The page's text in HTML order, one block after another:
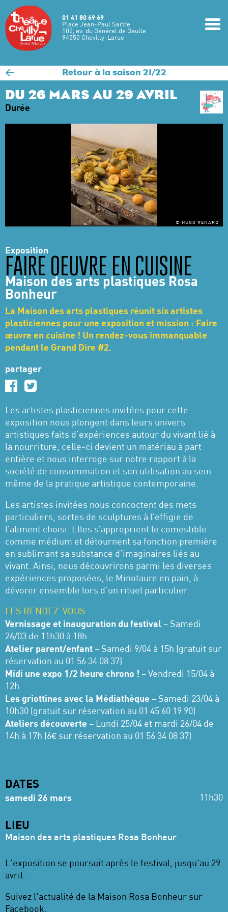
Aller au contenu principal
01 41 80 69 69
Place Jean-Paul Sartre
102, av. du Général de Gaulle
94550 Chevilly-Larue
< Retour à la saison 21/22
DU 26 MARS AU 29 AVRIL
Durée
© HUGO RENARD
Exposition
FAIRE OEUVRE EN CUISINE
Maison des arts plastiques Rosa
Bonheur
La Maison des arts plastiques réunit six artistes
plasticiennes pour une exposition et mission : Faire
œuvre en cuisine ! Un rendez-vous immanquable
pendant le Grand Dire #2.
partager
Les artistes plasticiennes invitées pour cette
exposition nous plongent dans leurs univers
artistiques faits d’expériences autour du vivant lié à
la nourriture, celle-ci devient un matériau à part
entière et nous interroge sur notre rapport à la
société de consommation et son utilisation au sein
même de la pratique artistique contemporaine.
Les artistes invitées nous concoctent des mets
particuliers, sortes de sculptures à l’effigie de
l’aliment choisi. Elles s’approprient le comestible
comme médium et détournent sa fonction première
en sublimant sa substance d’imaginaires liés au
vivant. Ainsi, nous découvrirons parmi les diverses
expériences proposées, le Minotaure en pain, à
dévorer ensemble lors d’un rituel particulier.
LES RENDEZ-VOUS
Vernissage et inauguration du festival– Samedi
26/03 de 11h30 à 18h
Atelier parent/enfant– Samedi 9/04 à 15h (gratuit sur
réservation au 01 56 34 08 37)
Midi une expo 1/2 heure chrono ! – Vendredi 15/04 à
12h
Les griottines avec la Médiathèque – Samedi 23/04 à
10h30 (gratuit sur réservation au 01 45 60 19 90)
Ateliers découverte – Lundi 25/04 et mardi 26/04 de
14h à 17h (6€ sur réservation au 01 56 34 08 37)
DATES
samedi 26 mars 11h30
LIEU
Maison des arts plastiques Rosa Bonheur
L'exposition se poursuit après le festival, jusqu'au 29
avril.
Suivez l'actualité de la Maison Rosa Bonheur sur
Facebook.